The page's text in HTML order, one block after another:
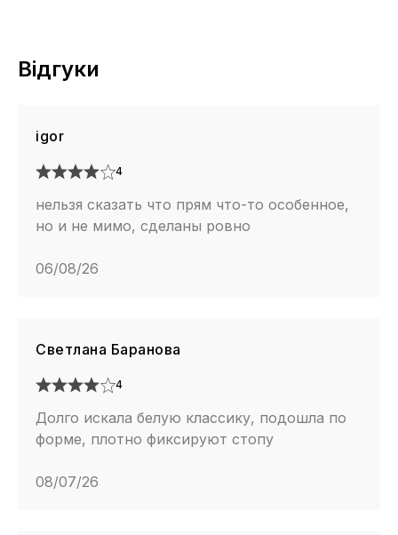
Відгуки
igor
4
нельзя сказать что прям что-то особенное,
но и не мимо, сделаны ровно
06/08/26
Светлана Баранова
4
Долго искала белую классику, подошла по
форме, плотно фиксируют стопу
08/07/26